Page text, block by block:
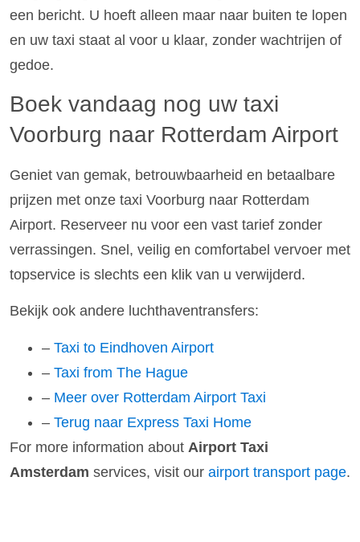
een bericht. U hoeft alleen maar naar buiten te lopen
en uw taxi staat al voor u klaar, zonder wachtrijen of
gedoe.
Boek vandaag nog uw taxi
Voorburg naar Rotterdam Airport
Geniet van gemak, betrouwbaarheid en betaalbare
prijzen met onze taxi Voorburg naar Rotterdam
Airport. Reserveer nu voor een vast tarief zonder
verrassingen. Snel, veilig en comfortabel vervoer met
topservice is slechts een klik van u verwijderd.
Bekijk ook andere luchthaventransfers:
– Taxi to Eindhoven Airport
– Taxi from The Hague
– Meer over Rotterdam Airport Taxi
– Terug naar Express Taxi Home
For more information about Airport Taxi
Amsterdam services, visit our airport transport page.